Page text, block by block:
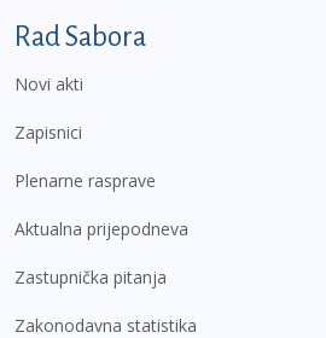
Podnožje prvi izbornik
Rad Sabora
Novi akti
Zapisnici
Plenarne rasprave
Aktualna prijepodneva
Zastupnička pitanja
Zakonodavna statistika